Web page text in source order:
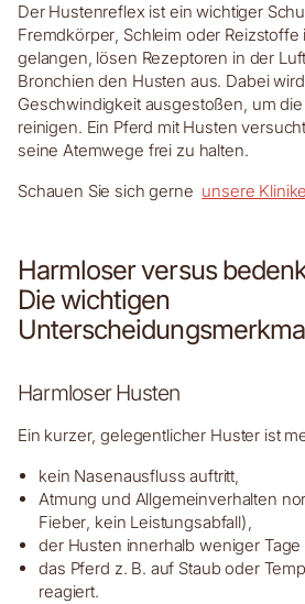
Der Hustenreflex ist ein wichtiger
Fremdkörper, Schleim oder
gelangen, lösen Rezeptoren in der
Bronchien den Husten aus. Dabei
Geschwindigkeit ausgestoßen, um
reinigen. Ein Pferd mit Husten
seine Atemwege frei zu halten.
Schauen Sie sich gerne unsere
Harmloser versus
Die wichtigen
Harmloser Husten
Ein kurzer, gelegentlicher Huster ist
kein Nasenausfluss auftritt,
Atmung und Allgemeinverhalten
Fieber, kein Leistungsabfall),
der Husten innerhalb weniger
das Pferd z. B. auf Staub oder
reagiert.